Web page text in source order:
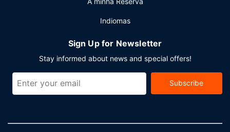
Indiomas
Sign Up for Newsletter
Stay informed about news and special offers!
Subscribe